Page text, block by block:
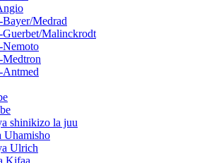
Medrad
Malinckrodt
shinikizo la juu
Uhamisho
Ulrich
Kifaa